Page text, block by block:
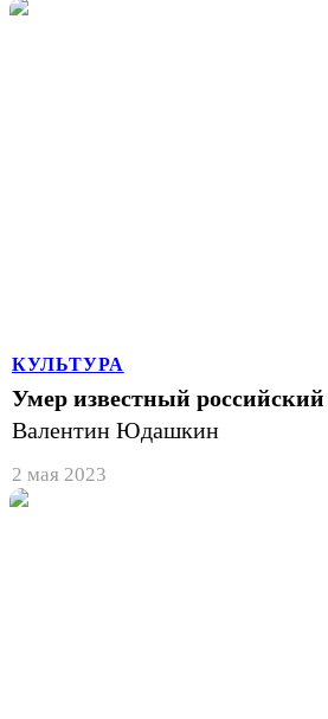
КУЛЬТУРА
Умер известный российский
Валентин Юдашкин
2 мая 2023